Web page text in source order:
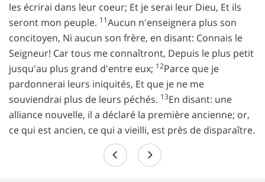
les écrirai dans leur coeur; Et je serai leur Dieu, Et ils
seront mon peuple. 11Aucun n'enseignera plus son
concitoyen, Ni aucun son frère, en disant: Connais le
Seigneur! Car tous me connaîtront, Depuis le plus petit
jusqu'au plus grand d'entre eux; 12Parce que je
pardonnerai leurs iniquités, Et que je ne me
souviendrai plus de leurs péchés. 13En disant: une
alliance nouvelle, il a déclaré la première ancienne; or,
ce qui est ancien, ce qui a vieilli, est près de disparaître.